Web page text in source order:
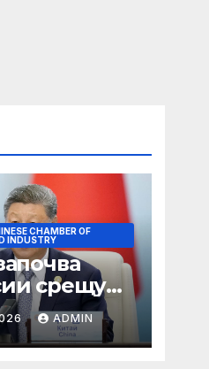
CHAMBER OF
INDUSTRY
срещу
в сектора
ADMIN